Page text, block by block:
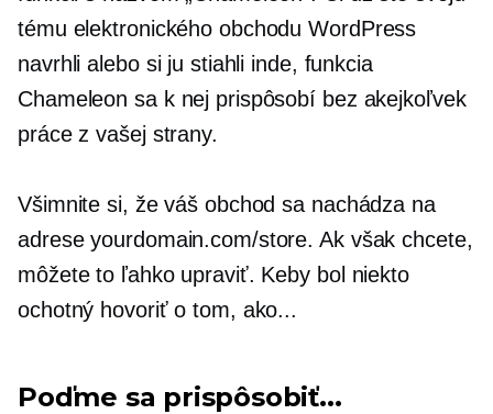
tému elektronického obchodu WordPress
navrhli alebo si ju stiahli inde, funkcia
Chameleon sa k nej prispôsobí bez akejkoľvek
práce z vašej strany.
Všimnite si, že váš obchod sa nachádza na
adrese yourdomain.com/store. Ak však chcete,
môžete to ľahko upraviť. Keby bol niekto
ochotný hovoriť o tom, ako...
Poďme sa prispôsobiť...